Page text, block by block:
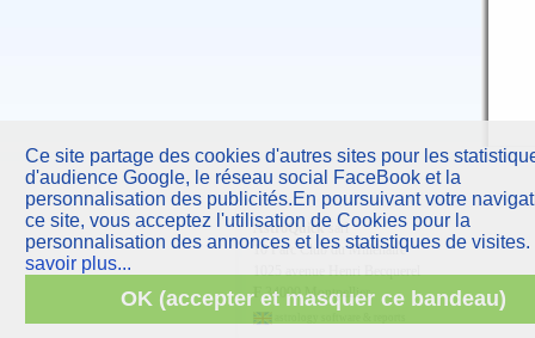
Ce site partage des cookies d'autres sites pour les
d'audience Google, le réseau social FaceBook et la
personnalisation des publicités.En poursuivant votre
ce site, vous acceptez l'utilisation de Cookies pour la
personnalisation des annonces et les statistiques de visites.
savoir plus...
OK (accepter et masquer ce bandeau)
AstroQuicksarl
10 Parc Club du Millénaire
1025 avenue Henri Becquerel
F 34000 Montpellier